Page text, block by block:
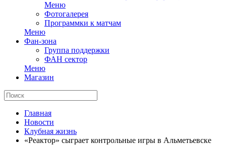
Меню
Фотогалерея
Программки к матчам
Меню
Фан-зона
Группа поддержки
ФАН сектор
Меню
Магазин
Главная
Новости
Клубная жизнь
«Реактор» сыграет контрольные игры в Альметьевске